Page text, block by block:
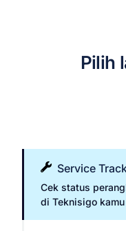
Pilih
Service
Cek status
di Teknisigo